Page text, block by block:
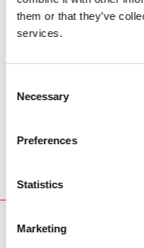
them or that they’ve
services.
Selection
Necessary
Preferences
Statistics
Marketing
участников этого
знания и навыки.
международный
7000 инструкторов
поддержке и широкому
RELATED